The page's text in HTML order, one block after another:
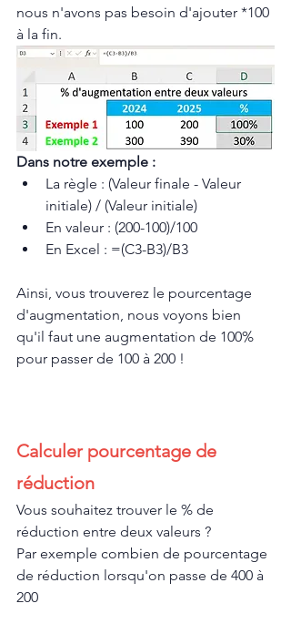
nous n'avons pas besoin d'ajouter *100
à la fin.
Dans notre exemple :
La règle : (Valeur finale - Valeur
initiale) / (Valeur initiale)
En valeur : (200-100)/100
En Excel : =(C3-B3)/B3
Ainsi, vous trouverez le pourcentage
d'augmentation, nous voyons bien
qu'il faut une augmentation de 100%
pour passer de 100 à 200 !
Calculer pourcentage de
réduction
Vous souhaitez trouver le % de
réduction entre deux valeurs ?
Par exemple combien de pourcentage
de réduction lorsqu'on passe de 400 à
200